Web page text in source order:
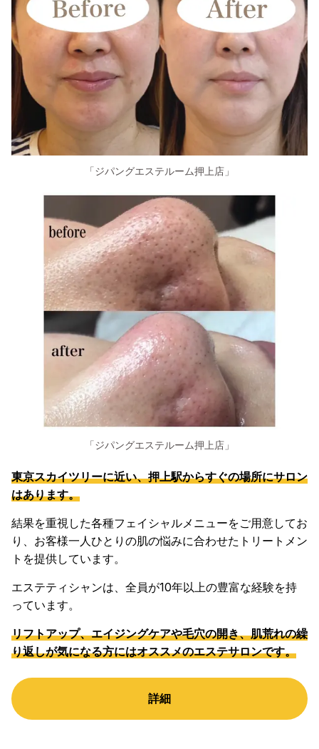
「ジパングエステルーム押上店」
「ジパングエステルーム押上店」
東京スカイツリーに近い、押上駅からすぐの場所にサロン
はあります。
結果を重視した各種フェイシャルメニューをご用意してお
り、お客様一人ひとりの肌の悩みに合わせたトリートメン
トを提供しています。
エステティシャンは、全員が10年以上の豊富な経験を持
っています。
リフトアップ、エイジングケアや毛穴の開き、肌荒れの繰
り返しが気になる方にはオススメのエステサロンです。
詳細